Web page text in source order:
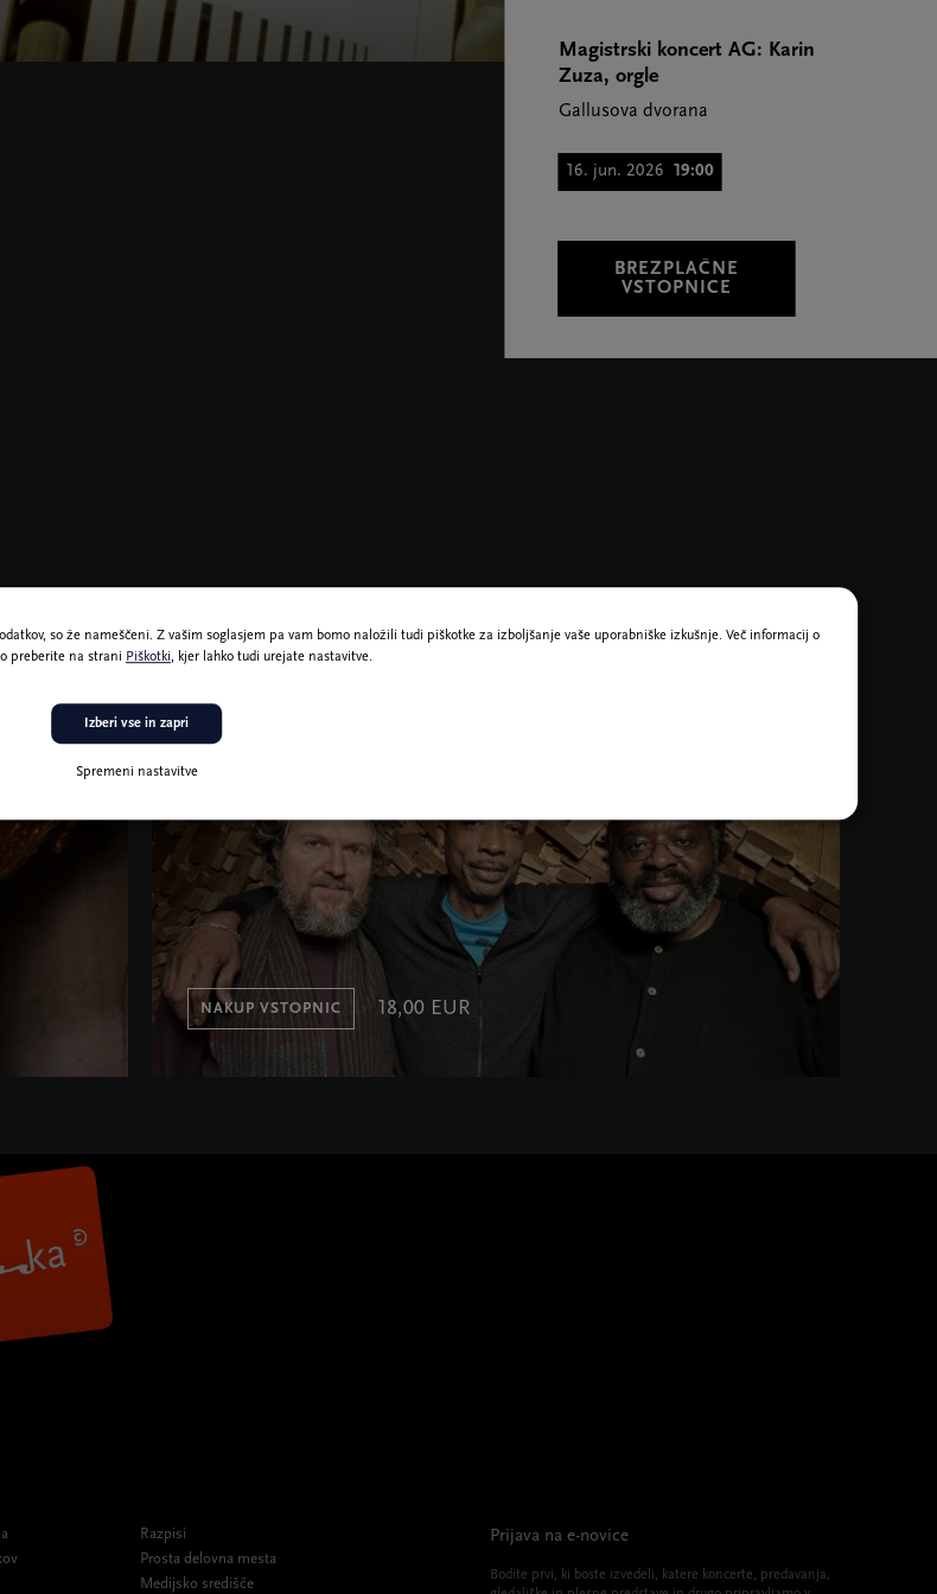
Magistrski koncert AG: Karin
Zuza, orgle
Gallusova dvorana
16. jun. 2026 19:00
BREZPLAČNE
VSTOPNICE
NAKUP VSTOPNIC 18,00 EUR
Razpisi
Prosta delovna mesta
Medijsko središče
Prijava na e-novice
Bodite prvi, ki boste izvedeli, katere koncerte, predavanja,
so že nameščeni. Z vašim soglasjem pa vam bomo naložili tudi piškotke za izboljšanje vaše uporabniške izkušnje. Več informacij o
preberite na strani Piškotki, kjer lahko tudi urejate nastavitve.
Spremeni nastavitve
Izberi vse in zapri